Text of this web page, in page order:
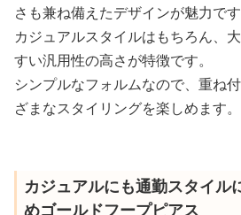
さも兼ね備えたデザインが魅力です
カジュアルスタイルはもちろん、
すい汎用性の高さが特徴です。
シンプルなフォルムなので、重ね
ざまなスタイリングを楽しめます。
カジュアルにも通勤スタイル
めゴールドフープピアス